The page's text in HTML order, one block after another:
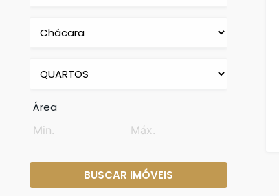
Área
BUSCAR IMÓVEIS